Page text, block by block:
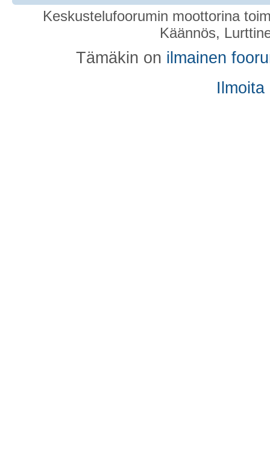
Keskustelufoorumin moottorina
Käännös,
Tämäkin on ilmainen